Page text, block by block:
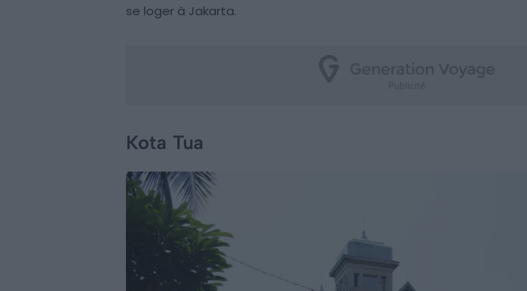
se loger à Jakarta.
Kota Tua